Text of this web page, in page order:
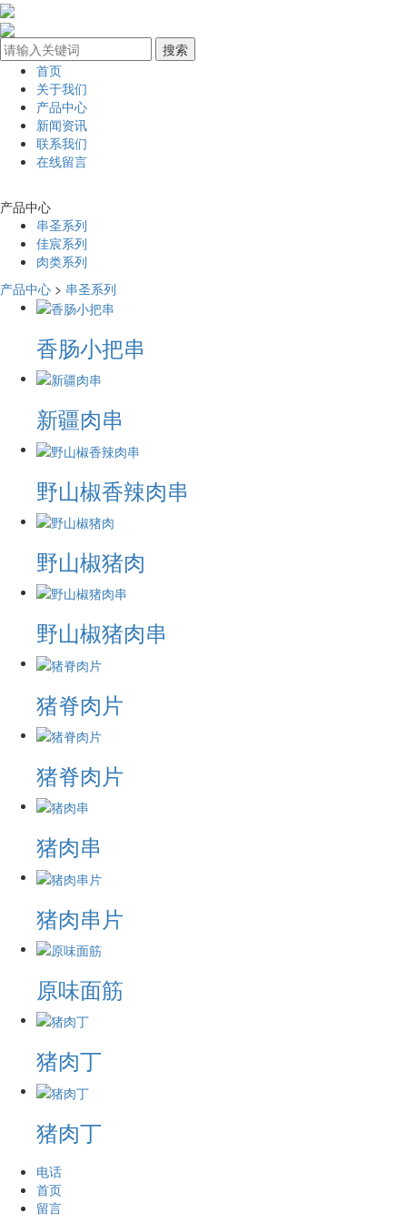
首页
关于我们
产品中心
新闻资讯
联系我们
在线留言
产品中心
串圣系列
佳宸系列
肉类系列
产品中心 > 串圣系列
香肠小把串
新疆肉串
野山椒香辣肉串
野山椒猪肉
野山椒猪肉串
猪脊肉片
猪脊肉片
猪肉串
猪肉串片
原味面筋
猪肉丁
猪肉丁
电话
首页
留言